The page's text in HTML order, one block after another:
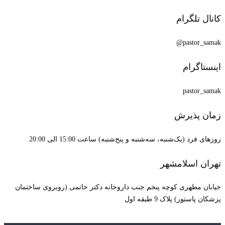
کانال تلگرام
pastor_samak@
اینستاگرام
pastor_samak
زمان پذیرش
روزهای فرد (یک‌شنبه، سه‌شنبه و پنج‌شنبه) ساعت 15:00 الی 20:00
تهران اسلامشهر
خیابان مطهری کوچه پنجم جنب داروخانه دکتر حاتمی (روبروی ساختمان
پزشکان پاستور) پلاک 9 طبقه اول